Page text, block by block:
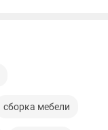
сборка мебели